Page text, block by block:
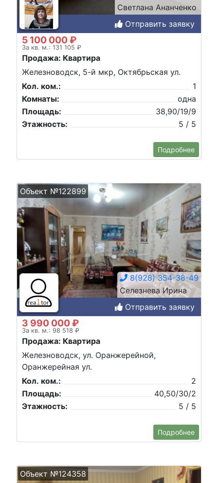
Светлана Ананченко
Отправить заявку
5 100 000 ₽
За кв. м.: 131 105 ₽
Продажа: Квартира
Железноводск, 5-й мкр, Октябрьская ул.
Кол. ком.:
1
Комнаты:
одна
Площадь:
38,90/19/9
Этажность:
5 / 5
Подробнее
Объект №122899
8(928) 354-38-49
Селезнева Ирина
Отправить заявку
3 990 000 ₽
За кв. м.: 98 518 ₽
Продажа: Квартира
Железноводск, ул. Оранжерейной,
Оранжерейная ул.
Кол. ком.:
2
Площадь:
40,50/30/2
Этажность:
5 / 5
Подробнее
Объект №124358